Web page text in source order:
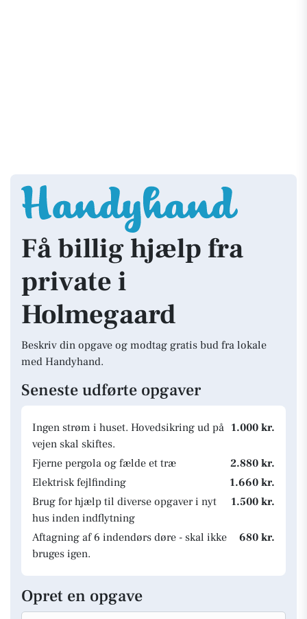
Få billig hjælp fra
private i
Holmegaard
Beskriv din opgave og modtag gratis bud fra lokale
med Handyhand.
Seneste udførte opgaver
Ingen strøm i huset. Hovedsikring ud på
vejen skal skiftes.
1.000 kr.
Fjerne pergola og fælde et træ
2.880 kr.
Elektrisk fejlfinding
1.660 kr.
Brug for hjælp til diverse opgaver i nyt
hus inden indflytning
1.500 kr.
Aftagning af 6 indendørs døre - skal ikke
bruges igen.
680 kr.
Opret en opgave